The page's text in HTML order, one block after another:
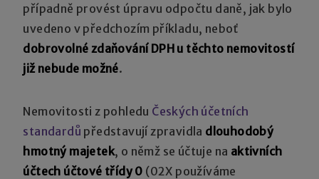
případně provést úpravu odpočtu daně, jak bylo
uvedeno v předchozím příkladu, neboť
dobrovolné zdaňování DPH u těchto nemovitostí
již nebude možné.
Nemovitosti z pohledu Českých účetních
standardů představují zpravidla dlouhodobý
hmotný majetek, o němž se účtuje na aktivních
účtech účtové třídy 0 (02X používáme